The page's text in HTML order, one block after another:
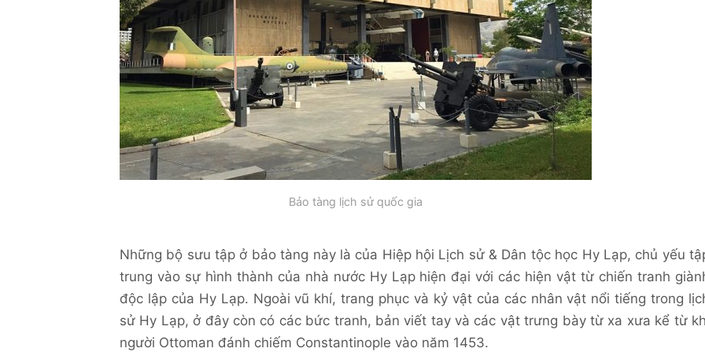
Bảo tàng lịch sử quốc gia
Những bộ sưu tập ở bảo tàng này là của Hiệp hội Lịch sử & Dân tộc học Hy Lạp, chủ yếu
trung vào sự hình thành của nhà nước Hy Lạp hiện đại với các hiện vật từ chiến tranh
độc lập của Hy Lạp. Ngoài vũ khí, trang phục và kỷ vật của các nhân vật nổi tiếng trong
sử Hy Lạp, ở đây còn có các bức tranh, bản viết tay và các vật trưng bày từ xa xưa kể từ
người Ottoman đánh chiếm Constantinople vào năm 1453.